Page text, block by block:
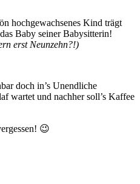
hochgewachsenes Kind trägt
Baby seiner Babysitterin!
erst Neunzehn?!)
doch in’s Unendliche
wartet und nachher soll’s Kaffee
😉